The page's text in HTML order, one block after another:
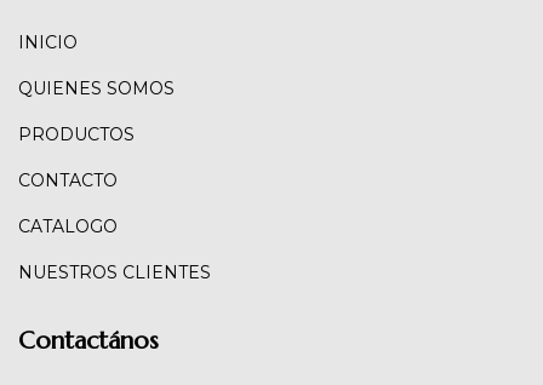
INICIO
QUIENES SOMOS
PRODUCTOS
CONTACTO
CATALOGO
NUESTROS CLIENTES
Contactános